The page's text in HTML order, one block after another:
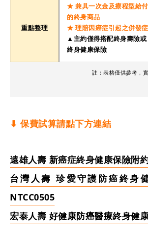
重點整理
★ 兼具一次金及療程型給付
的終身商品
★ 理賠因癌症引起之併發症
▲主約僅得搭配終身壽險或
終身健康保險
註：表格僅供參考，
⬇︎ 保費試算請點下方連結
遠雄人壽 新癌症終身健康保險附
台灣人壽 珍愛守護防癌終身
NTCC0505
宏泰人壽 好健康防癌醫療終身健